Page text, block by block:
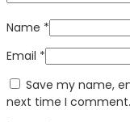
Name *
Email *
Save my name,
next time I comment.